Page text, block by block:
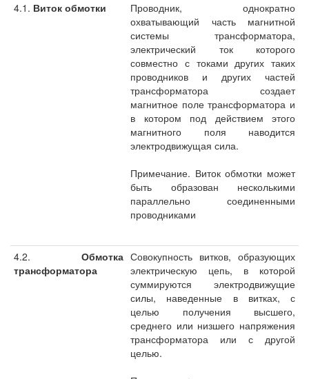
4.1. Виток обмотки
Проводник, однократно
охватывающий часть магнитной
системы трансформатора,
электрический ток которого
совместно с токами других таких
проводников и других частей
трансформатора создает
магнитное поле трансформатора и
в котором под действием этого
магнитного поля наводится
электродвижущая сила.
Примечание. Виток обмотки может
быть образован несколькими
параллельно соединенными
проводниками
4.2. Обмотка
трансформатора
Совокупность витков, образующих
электрическую цепь, в которой
суммируются электродвижущие
силы, наведенные в витках, с
целью получения высшего,
среднего или низшего напряжения
трансформатора или с другой
целью.